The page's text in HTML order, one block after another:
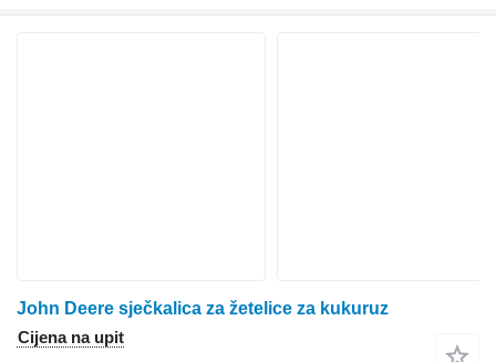
John Deere sječkalica za žetelice za kukuruz
Cijena na upit